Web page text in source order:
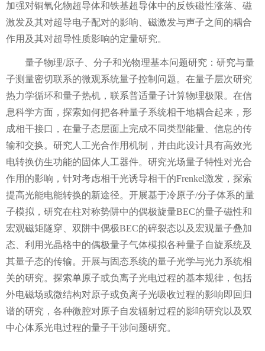
加强对铜氧化物超导体和铁基超导体中的反铁磁性涨落、磁
激发及其对超导电子配对的影响、磁激发与声子之间的耦合
作用及其对超导性质影响的定量研究。
量子物理/原子、分子和光物理基本问题研究：研究与量
子测量密切联系的微观系统量子控制问题。在量子层次研究
热力学循环和量子热机，联系普适量子计算物理极限。在信
息科学方面，探索如何把各种量子系统相干地耦合起来，形
成相干接口，在量子态层面上完成不同类型能量、信息的传
输和交换。研究人工光合作用机制，并由此设计具有高效光
电转换仿生功能的固体人工器件。研究光场量子特性对光合
作用的影响，针对考虑相干光诱导相干的Frenkel激发，探索
提高光能电能转换的新途径。开展基于冷原子/分子体系的量
子模拟，研究在柱对称势阱中的偶极旋量BEC的量子磁性和
宏观磁矩隧穿、双阱中偶极BEC的碎裂态以及宏观量子叠加
态、利用光晶格中的偶极量子气体模拟各种量子自旋系统及
其量子态的传输。开展与固态系统的量子光学与光力系统相
关的研究。探索单原子或负离子光电过程的基本规律，包括
外电磁场或微结构对原子或负离子光吸收过程的影响即回归
谱的研究，各种微腔对原子自发辐射过程的影响研究以及双
中心体系光电过程的量子干涉问题研究。